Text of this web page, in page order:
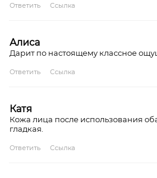
Ответить Ссылка
Алиса
Дарит по настоящему классное
Ответить Ссылка
Катя
Кожа лица после использования
гладкая.
Ответить Ссылка